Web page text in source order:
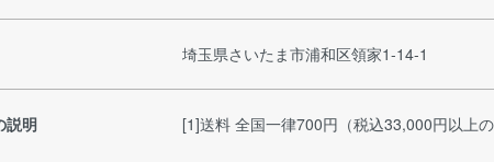
埼玉県さいたま市浦和区領家1-14-1
説明 [1]送料 全国一律700円（税込33,000円以上